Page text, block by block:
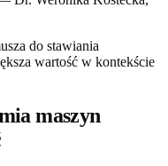
do stawiania
wartość w kontekście
maszyn